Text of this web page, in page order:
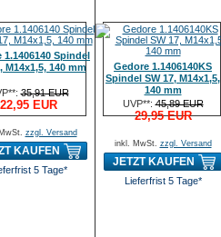
1.1406140 Spindel
M14x1,5, 140 mm
35,91 EUR
22,95 EUR
zzgl. Versand
KAUFEN
5 Tage*
Gedore 1.1406140KS
Spindel SW 17, M14x1,5,
140 mm
UVP**:45,89 EUR
29,95 EUR
inkl. MwSt. zzgl. Versand
JETZT KAUFEN
Lieferfrist 5 Tage*